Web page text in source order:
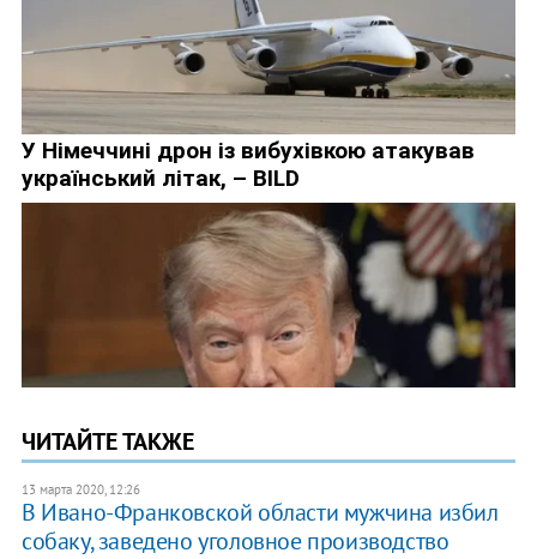
ЧИТАЙТЕ ТАКЖЕ
13 марта 2020, 12:26
В Ивано-Франковской области мужчина избил
собаку, заведено уголовное производство